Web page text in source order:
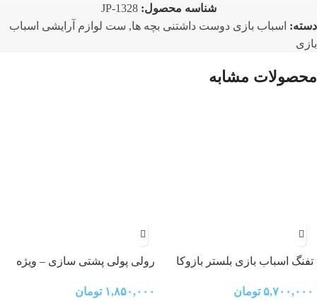
شناسه محصول:JP-1328
دسته: اسباب بازی دوست داشتنی بچه ها, ست لوازم آرایشی اسباب
بازی
محصولات مشابه
تفنگ اسباب بازی بلستر بازوکا
bazooka rocket launcher
۵,۷۰۰,۰۰۰ تومان
رولی پولی پشتی سازی – ویژه
۱,۸۵۰,۰۰۰ تومان